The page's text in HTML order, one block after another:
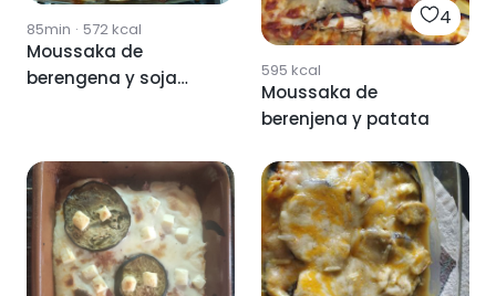
85min · 572kcal
Moussaka de
berengena y soja
4
595 kcal
Moussaka de
berenjena y patata